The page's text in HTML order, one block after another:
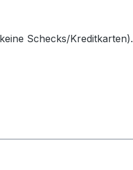
Schecks/Kreditkarten).